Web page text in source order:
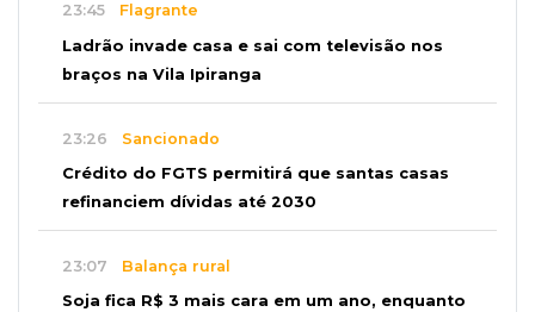
23:45 Flagrante
Ladrão invade casa e sai com televisão nos
braços na Vila Ipiranga
23:26 Sancionado
Crédito do FGTS permitirá que santas casas
refinanciem dívidas até 2030
23:07 Balança rural
Soja fica R$ 3 mais cara em um ano, enquanto